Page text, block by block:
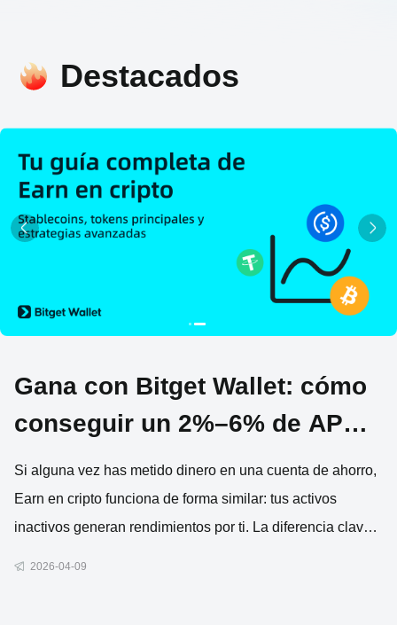
Gana con Bitget Wallet: cómo
conseguir un 2%–6% de APY
en tus criptoactivos
Si alguna vez has metido dinero en una cuenta de ahorro,
Earn en cripto funciona de forma similar: tus activos
inactivos generan rendimientos por ti. La diferencia clave
2026-04-09
Destacados